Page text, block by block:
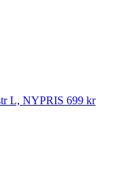
L, NYPRIS 699 kr